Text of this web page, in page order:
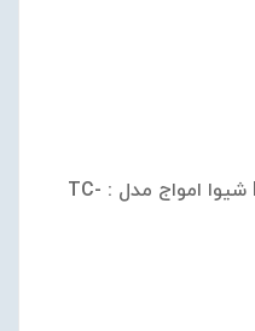
ترموستات تابلويي فن سری M شیوا امواج مدل : TC-